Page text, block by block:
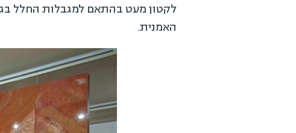
לקטון מעט בהתאם למגבלות החלל
האמנית.